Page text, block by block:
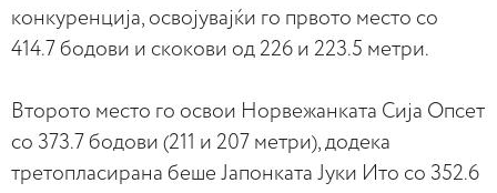
конкуренција, освојувајќи го првото место со
414.7 бодови и скокови од 226 и 223.5 метри.
Второто место го освои Норвежанката Сија Опсет
со 373.7 бодови (211 и 207 метри), додека
третопласирана беше Јапонката Јуки Ито со 352.6